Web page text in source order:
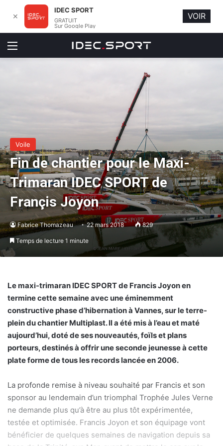
Menu
Voile
Fin de chantier pour le Maxi-
Trimaran IDEC SPORT de
Françis Joyon
Fabrice Thomazeau 22 mars 2018 829
Temps de lecture 1 minute
Le maxi-trimaran IDEC SPORT de Francis Joyon en
termine cette semaine avec une éminemment
constructive phase d’hibernation à Vannes, sur le terre-
plein du chantier Multiplast. Il a été mis à l’eau et maté
aujourd’hui, doté de ses nouveautés, foïls et plans
porteurs, destinés à offrir une seconde jeunesse à cette
plate forme de tous les records lancée en 2006.
La profonde remise à niveau souhaité par Francis et son
sponsor au lendemain d’un triomphal Trophée Jules Verne
ne demande plus qu’à être au plus tôt expérimentée,
testée et optimisée. Francis Joyon et son équipage vont
bénéficier de quelques semaines de navigation depuis sa
✕
IDEC SPORT
GRATUIT
Sur Google Play
VOIR